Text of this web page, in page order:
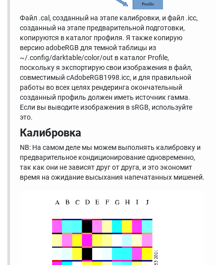
Файл .cal, созданный на этапе калибровки, и файл .icc,
созданный на этапе предварительной подготовки,
копируются в каталог профиля. Я также копирую
версию adobeRGB для темной таблицы из
~/.config/darktable/color/out в каталог Profile,
поскольку я экспортирую свои изображения в файл,
совместимый сAdobeRGB1998.icc, и для правильной
работы во всех целях рендеринга окончательный
созданный профиль должен иметь источник гамма.
Если вы выводите изображения в sRGB, используйте
это.
Калибровка
NB: На самом деле мы можем выполнять калибровку и
предварительное кондиционирование одновременно,
так как они не зависят друг от друга, и это экономит
время на ожидание высыхания напечатанных мишеней.